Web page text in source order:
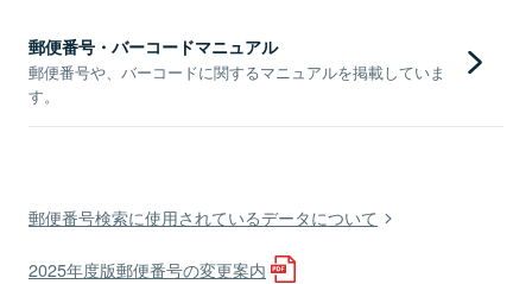
郵便番号・バーコードマニュアル
郵便番号や、バーコードに関するマニュアルを掲載していま
す。
郵便番号検索に使用されているデータについて
2025年度版郵便番号の変更案内